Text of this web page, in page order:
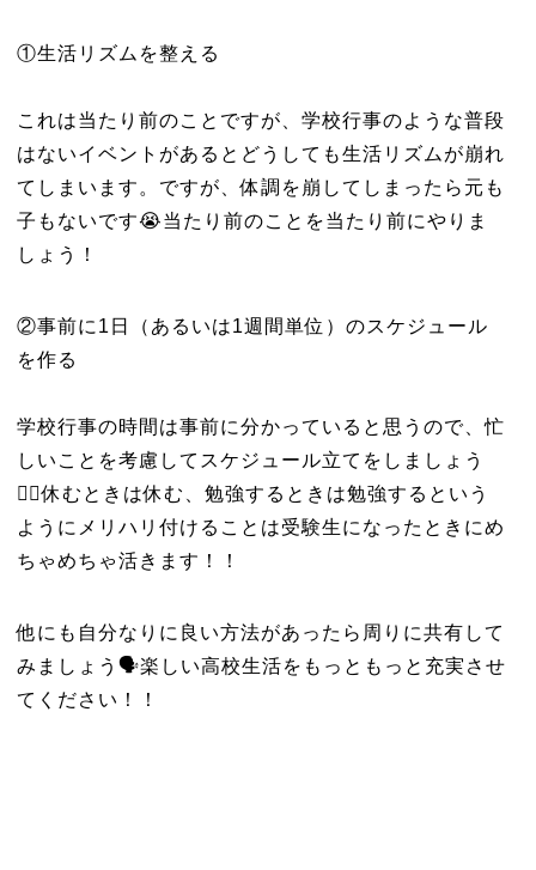
①生活リズムを整える
これは当たり前のことですが、学校行事のような普段
はないイベントがあるとどうしても生活リズムが崩れ
てしまいます。ですが、体調を崩してしまったら元も
子もないです😭当たり前のことを当たり前にやりま
しょう！
②事前に1日（あるいは1週間単位）のスケジュール
を作る
学校行事の時間は事前に分かっていると思うので、忙
しいことを考慮してスケジュール立てをしましょう
✍🏻休むときは休む、勉強するときは勉強するという
ようにメリハリ付けることは受験生になったときにめ
ちゃめちゃ活きます！！
他にも自分なりに良い方法があったら周りに共有して
みましょう🗣︎楽しい高校生活をもっともっと充実させ
てください！！